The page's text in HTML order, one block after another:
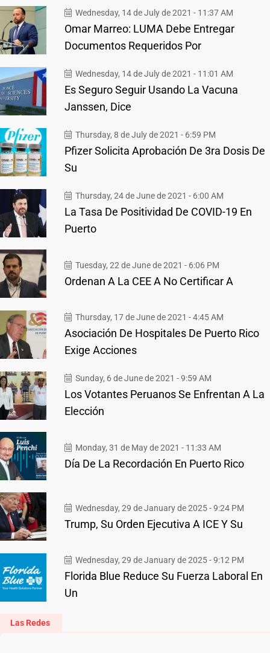
Wednesday, 14 de July de 2021 - 11:37 AM
Omar Marreo: LUMA Debe Entregar
Documentos Requeridos Por
Wednesday, 14 de July de 2021 - 11:01 AM
Es Seguro Seguir Usando La Vacuna
Janssen, Dice
Thursday, 8 de July de 2021 - 6:59 PM
Pfizer Solicita Aprobación De 3ra Dosis De
Su
Thursday, 24 de June de 2021 - 6:00 AM
La Tasa De Positividad De COVID-19 En
Puerto
Tuesday, 22 de June de 2021 - 6:06 PM
Ordenan A La CEE A No Certificar A
Thursday, 17 de June de 2021 - 4:45 AM
Asociación De Hospitales De Puerto Rico
Exige Acciones
Sunday, 6 de June de 2021 - 9:59 AM
Los Votantes Peruanos Se Enfrentan A La
Elección
Monday, 31 de May de 2021 - 11:33 AM
Día De La Recordación En Puerto Rico
Wednesday, 29 de January de 2025 - 9:24 PM
Trump, Su Orden Ejecutiva A ICE Y Su
Wednesday, 29 de January de 2025 - 9:12 PM
Florida Blue Reduce Su Fuerza Laboral En
Un
Las Redes